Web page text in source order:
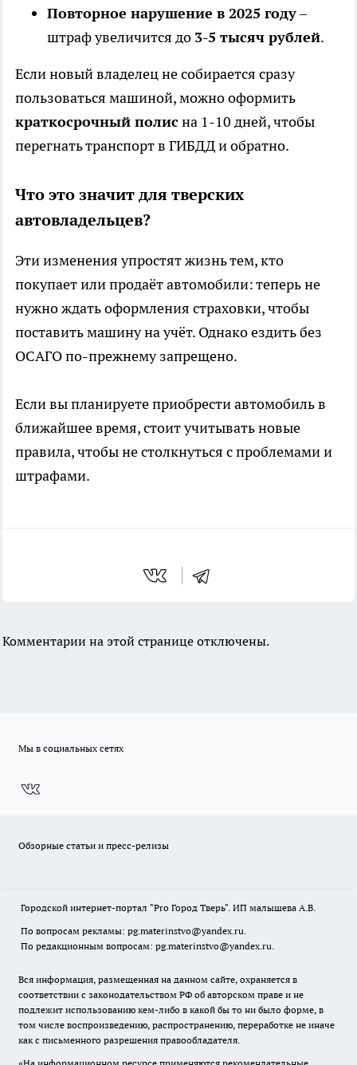
Повторное нарушение в 2025 году–
штраф увеличится до 3-5 тысяч рублей.
Если новый владелец не собирается сразу
пользоваться машиной, можно оформить
краткосрочный полис на 1-10 дней, чтобы
перегнать транспорт в ГИБДД и обратно.
Что это значит для тверских
автовладельцев?
Эти изменения упростят жизнь тем, кто
покупает или продаёт автомобили: теперь не
нужно ждать оформления страховки, чтобы
поставить машину на учёт. Однако ездить без
ОСАГО по-прежнему запрещено.
Если вы планируете приобрести автомобиль в
ближайшее время, стоит учитывать новые
правила, чтобы не столкнуться с проблемами и
штрафами.
Комментарии на этой странице отключены.
Мы в социальных сетях
Обзорные статьи и пресс-релизы
Городской интернет-портал "Pro Город Тверь". ИП малышева А.В.
По вопросам рекламы: pg.materinstvo@yandex.ru.
По редакционным вопросам: pg.materinstvo@yandex.ru.
Вся информация, размещенная на данном сайте, охраняется в
соответствии с законодательством РФ об авторском праве и не
подлежит использованию кем-либо в какой бы то ни было форме, в
том числе воспроизведению, распространению, переработке не иначе
как с письменного разрешения правообладателя.